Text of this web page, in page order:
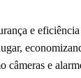
e
câmeras e